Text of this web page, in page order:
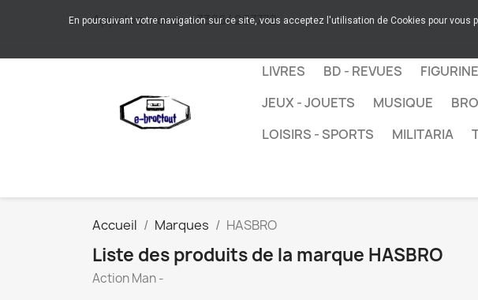
Appelez-nous :+33664267772
LIVRES BD - REVUES
JEUX - JOUETS
MUSIQUE
LOISIRS - SPORTS
MILITARIA
Accueil Marques HASBRO
Liste des produits de la marque HASBRO
Action Man -
En poursuivant votre navigation sur ce site, vous acceptez l'utilisation de Cookies pour